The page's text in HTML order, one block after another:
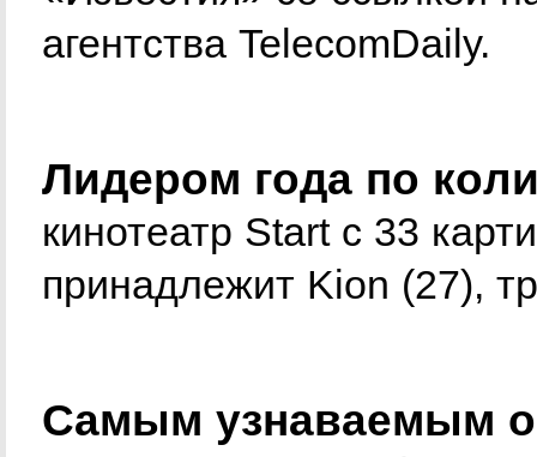
агентства TelecomDaily.
Лидером года по
кинотеатр Start с 33
принадлежит Kion (27),
Самым узнаваемым